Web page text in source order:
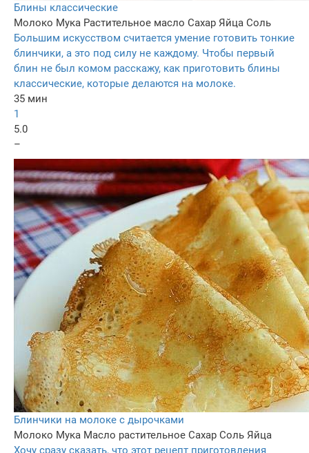
Блины классические
Молоко Мука Растительное масло Сахар Яйца Соль
Большим искусством считается умение готовить тонкие
блинчики, а это под силу не каждому. Чтобы первый
блин не был комом расскажу, как приготовить блины
классические, которые делаются на молоке.
35 мин
1
5.0
–
Блинчики на молоке с дырочками
Молоко Мука Масло растительное Сахар Соль Яйца
Хочу сразу сказать, что этот рецепт приготовления